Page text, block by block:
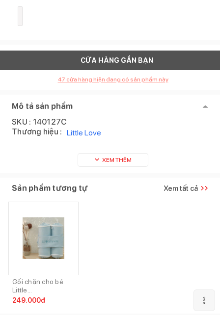
CỬA HÀNG GẦN BẠN
47 cửa hàng hiện đang có sản phẩm này
Mô tả sản phẩm
SKU : 140127C
Thương hiệu : Little Love
XEM THÊM
Sản phẩm tương tự Xem tất cả
Gối chặn cho bé
Little...
249.000đ